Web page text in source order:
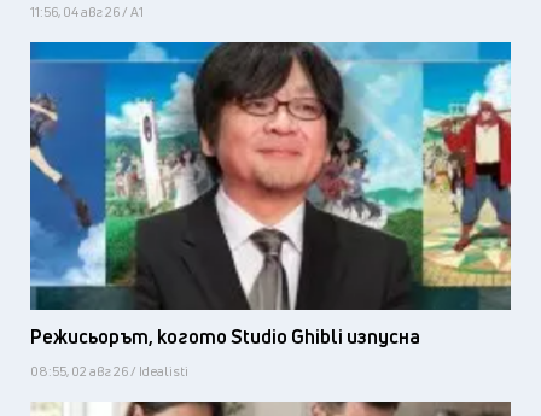
11:56, 04 авг 26 / А1
Режисьорът, когото Studio Ghibli изпусна
08:55, 02 авг 26 / Idealisti